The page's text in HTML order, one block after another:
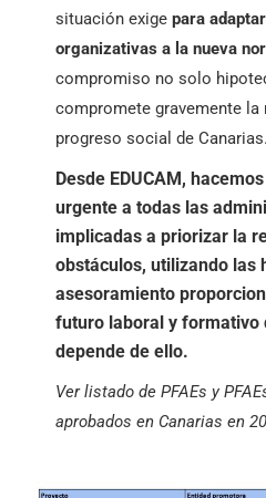
situación exige para
organizativas a la nueva
compromiso no solo
compromete gravemente la
progreso social de Canarias.
Desde EDUCAM,
urgente a todas las
implicadas a priorizar la
obstáculos, utilizando las
asesoramiento
futuro laboral y formativo
depende de ello.
Ver listado de PFAEs y
aprobados en Canarias en